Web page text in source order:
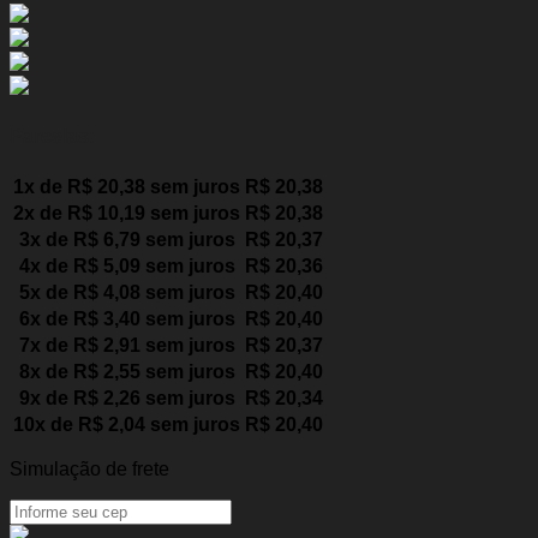
1x de R$ 20,38 sem juros R$ 20,38
2x de R$ 10,19 sem juros R$ 20,38
3x de R$ 6,79 sem juros R$ 20,37
4x de R$ 5,09 sem juros R$ 20,36
5x de R$ 4,08 sem juros R$ 20,40
6x de R$ 3,40 sem juros R$ 20,40
7x de R$ 2,91 sem juros R$ 20,37
8x de R$ 2,55 sem juros R$ 20,40
9x de R$ 2,26 sem juros R$ 20,34
10x de R$ 2,04 sem juros R$ 20,40
Simulação de frete